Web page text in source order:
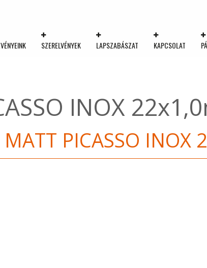
SZERELVÉNYEK LAPSZABÁSZAT KAPCSOLAT
INOX
PICASSO INOX